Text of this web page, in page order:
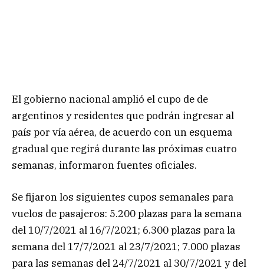
El gobierno nacional amplió el cupo de de
argentinos y residentes que podrán ingresar al
país por vía aérea, de acuerdo con un esquema
gradual que regirá durante las próximas cuatro
semanas, informaron fuentes oficiales.
Se fijaron los siguientes cupos semanales para
vuelos de pasajeros: 5.200 plazas para la semana
del 10/7/2021 al 16/7/2021; 6.300 plazas para la
semana del 17/7/2021 al 23/7/2021; 7.000 plazas
para las semanas del 24/7/2021 al 30/7/2021 y del